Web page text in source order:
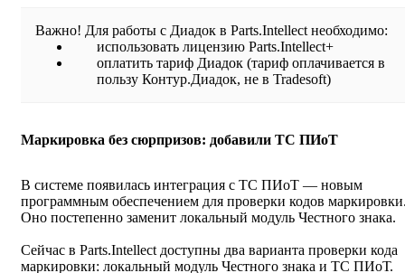
Важно! Для работы с Диадок в Parts.Intellect необходимо:
использовать лицензию Parts.Intellect+
оплатить тариф Диадок (тариф оплачивается в
пользу Контур.Диадок, не в Tradesoft)
Маркировка без сюрпризов: добавили ТС ПИоТ
В системе появилась интеграция с ТС ПИоТ — новым
программным обеспечением для проверки кодов
Оно постепенно заменит локальный модуль Честного знака.
Сейчас в Parts.Intellect доступны два варианта проверки кода
маркировки: локальный модуль Честного знака и ТС ПИоТ.